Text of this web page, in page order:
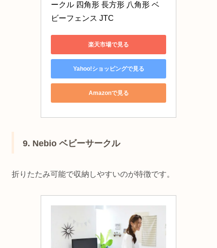
ークル 四角形 長方形 八角形 ベ
ビーフェンス JTC
楽天市場で見る
Yahoo!ショッピングで見る
Amazonで見る
9. Nebio ベビーサークル
折りたたみ可能で収納しやすいのが特徴です。